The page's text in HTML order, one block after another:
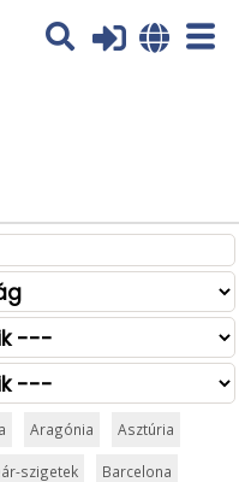
tájékoztatás itt:
Aragónia Asztúria
szigetek Barcelona